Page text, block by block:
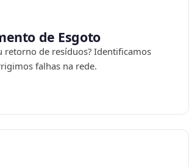
de Esgoto
retorno de resíduos? Identificamos
falhas na rede.